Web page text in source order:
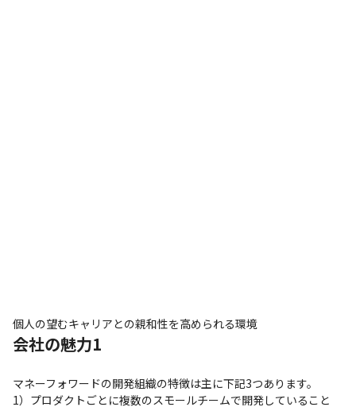
個人の望むキャリアとの親和性を高められる環境
会社の魅力1
マネーフォワードの開発組織の特徴は主に下記3つあります。
1）プロダクトごとに複数のスモールチームで開発していること